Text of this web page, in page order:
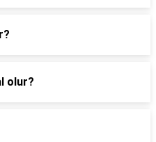
olur?